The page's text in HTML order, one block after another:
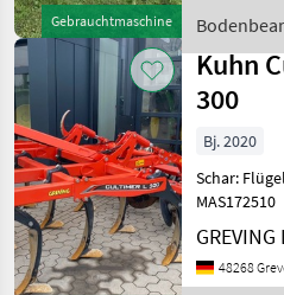
Gebrauchtmaschine
Tiefeneins
Kuhn
Kuhn
300
Bj. 2020
Schar:
Angebot
Irrtümer, Änderungen und
48268